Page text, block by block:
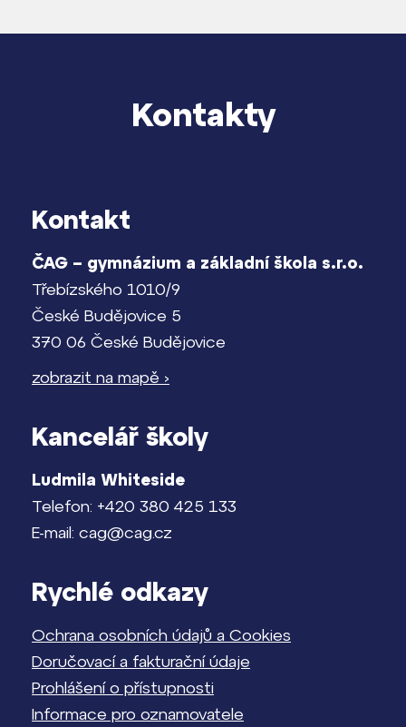
Kontakty
Kontakt
ČAG – gymnázium a základní škola s.r.o.
Třebízského 1010/9
České Budějovice 5
370 06 České Budějovice
zobrazit na mapě ›
Kancelář školy
Ludmila Whiteside
Telefon: +420 380 425 133
E-mail: cag@cag.cz
Rychlé odkazy
Ochrana osobních údajů a Cookies
Doručovací a fakturační údaje
Prohlášení o přístupnosti
Informace pro oznamovatele